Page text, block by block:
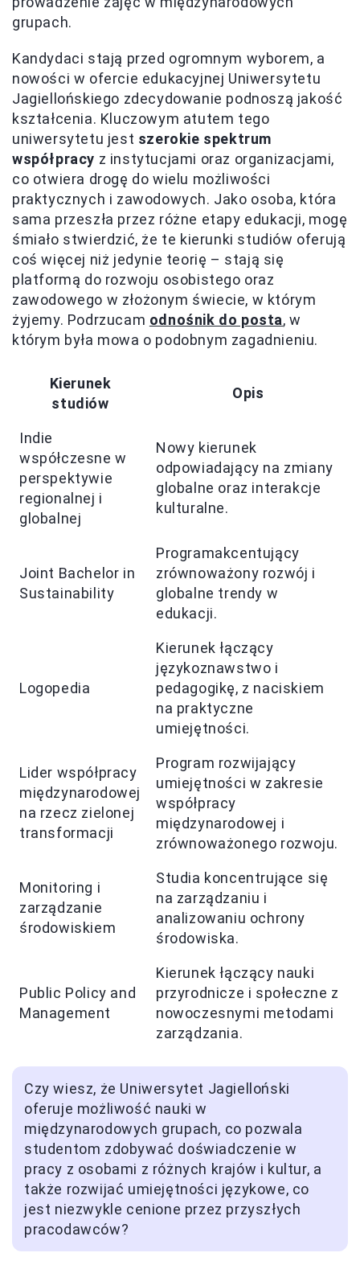
grupach.
Kandydaci stają przed ogromnym wyborem, a
nowości w ofercie edukacyjnej Uniwersytetu
Jagiellońskiego zdecydowanie podnoszą jakość
kształcenia. Kluczowym atutem tego
uniwersytetu jest szerokie spektrum
współpracy z instytucjami oraz organizacjami,
co otwiera drogę do wielu możliwości
praktycznych i zawodowych. Jako osoba, która
sama przeszła przez różne etapy edukacji, mogę
śmiało stwierdzić, że te kierunki studiów oferują
coś więcej niż jedynie teorię – stają się
platformą do rozwoju osobistego oraz
zawodowego w złożonym świecie, w którym
żyjemy. Podrzucam odnośnik do posta, w
którym była mowa o podobnym zagadnieniu.
Kierunek
studiów
Opis
Indie
współczesne w
perspektywie
regionalnej i
globalnej
Nowy kierunek
odpowiadający na zmiany
globalne oraz interakcje
kulturalne.
Joint Bachelor in
Sustainability
Programakcentujący
zrównoważony rozwój i
globalne trendy w
edukacji.
Logopedia
Kierunek łączący
językoznawstwo i
pedagogikę, z naciskiem
na praktyczne
umiejętności.
Lider współpracy
międzynarodowej
na rzecz zielonej
transformacji
Program rozwijający
umiejętności w zakresie
współpracy
międzynarodowej i
zrównoważonego rozwoju.
Monitoring i
zarządzanie
środowiskiem
Studia koncentrujące się
na zarządzaniu i
analizowaniu ochrony
środowiska.
Public Policy and
Management
Kierunek łączący nauki
przyrodnicze i społeczne z
nowoczesnymi metodami
zarządzania.
Czy wiesz, że Uniwersytet Jagielloński
oferuje możliwość nauki w
międzynarodowych grupach, co pozwala
studentom zdobywać doświadczenie w
pracy z osobami z różnych krajów i kultur, a
także rozwijać umiejętności językowe, co
jest niezwykle cenione przez przyszłych
pracodawców?